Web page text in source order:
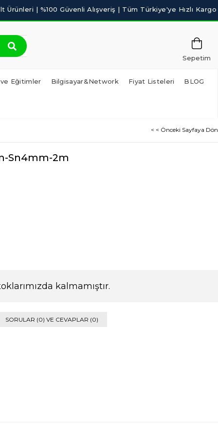
Sepetim
ve Eğitimler Bilgisayar&Network Fiyat Listeleri BLOG
< < Önceki Sayfaya Dön
Sn4mm-2m
kalmamıştır.
SORULAR (0) VE CEVAPLAR (0)